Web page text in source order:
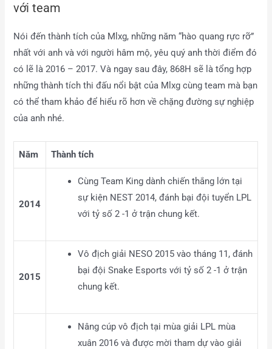
với team
Nói đến thành tích của Mlxg, những năm “hào quang rực rỡ”
nhất với anh và với người hâm mộ, yêu quý anh thời điểm đó
có lẽ là 2016 – 2017. Và ngay sau đây, 868H sẽ là tổng hợp
những thành tích thi đấu nổi bật của Mlxg cùng team mà bạn
có thể tham khảo để hiểu rõ hơn về chặng đường sự nghiệp
của anh nhé.
Năm Thành tích
2014
Cùng Team King dành chiến thắng lớn tại
sự kiện NEST 2014, đánh bại đội tuyển LPL
với tỷ số 2 -1 ở trận chung kết.
2015
Vô địch giải NESO 2015 vào tháng 11, đánh
bại đội Snake Esports với tỷ số 2 -1 ở trận
chung kết.
Nâng cúp vô địch tại mùa giải LPL mùa
xuân 2016 và được mời tham dự vào giải